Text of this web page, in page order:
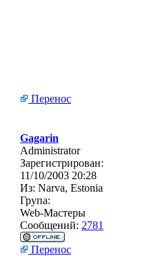
Перенос
Gagarin
Administrator
Зарегистрирован:
11/10/2003 20:28
Из: Narva, Estonia
Група:
Web-Мастеры
Сообщений: 2781
Перенос